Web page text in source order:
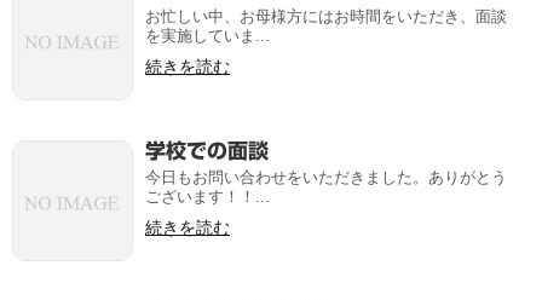
お忙しい中、お母様方にはお時間をいただき、面談
を実施していま...
続きを読む
学校での面談
今日もお問い合わせをいただきました。ありがとう
ございます！！...
続きを読む